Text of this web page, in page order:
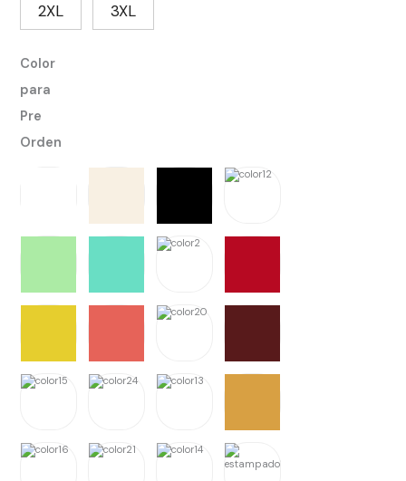
2XL 3XL
Color
para
Pre
Orden